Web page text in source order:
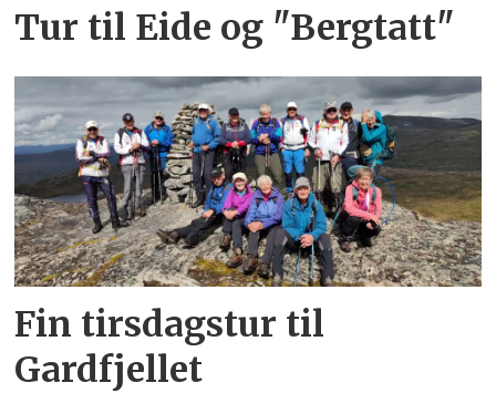
Tur til Eide og "Bergtatt"
Fin tirsdagstur til
Gardfjellet